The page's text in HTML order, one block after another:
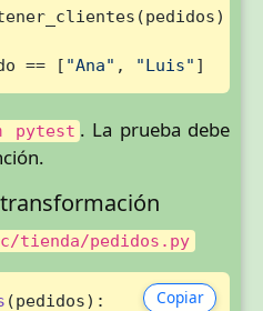
== [ "Ana" , "Luis" ]
pytest . La prueba debe
tienda/pedidos.py
Copiar
(pedidos):